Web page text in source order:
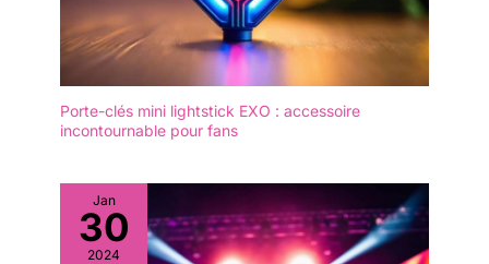
Porte-clés mini lightstick EXO : accessoire
incontournable pour fans
Jan
30
2024